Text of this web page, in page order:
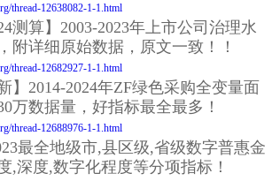
thread-12638082-1-1.html
测算】2003-2023年上市公司治理水
附详细原始数据，原文一致！！
thread-12682927-1-1.html
】2014-2024年ZF绿色采购全变量面
万数据量，好指标最全最多！
thread-12688976-1-1.html
最全地级市,县区级,省级数字普惠金
,深度,数字化程度等分项指标！